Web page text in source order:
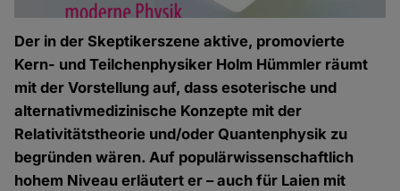
Der in der Skeptikerszene aktive, promovierte
Kern- und Teilchenphysiker Holm Hümmler räumt
mit der Vorstellung auf, dass esoterische und
alternativmedizinische Konzepte mit der
Relativitätstheorie und/oder Quantenphysik zu
begründen wären. Auf populärwissenschaftlich
hohem Niveau erläutert er – auch für Laien mit